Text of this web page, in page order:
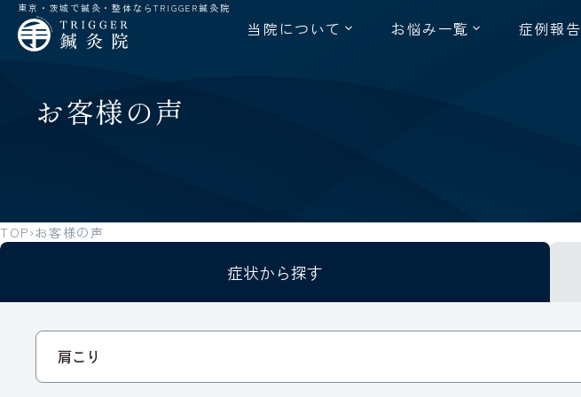
東京・茨城で鍼灸・整体ならTRIGGER鍼灸院
当院について お悩み一覧 症例報告
お客様の声
TOP お客様の声
症状から探す
肩こり